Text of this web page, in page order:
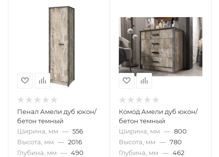
Пенал Амели дуб юкон/
бетон темный
Ширина, мм — 556
Высота, мм — 2016
Глубина, мм — 490
Комод Амели дуб юкон/
бетон темный
Ширина, мм — 800
Высота, мм — 780
Глубина, мм — 462